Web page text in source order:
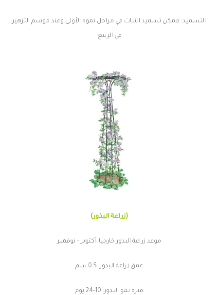
التسميد: ممكن تسميد النبات في مراحل نموه الأولى وعند موسم التزهير
في الربيع.
(زراعة البذور)
موعد زراعة البذور خارجيا: أكتوبر – نوفمبر
عمق زراعة البذور: 0.5 سم
فترة نمو البذور: 10-24 يوم